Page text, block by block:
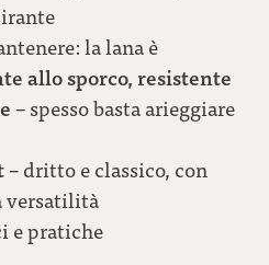
la lana è
allo sporco, resistente
– spesso basta arieggiare
– dritto e classico, con
versatilità
e pratiche